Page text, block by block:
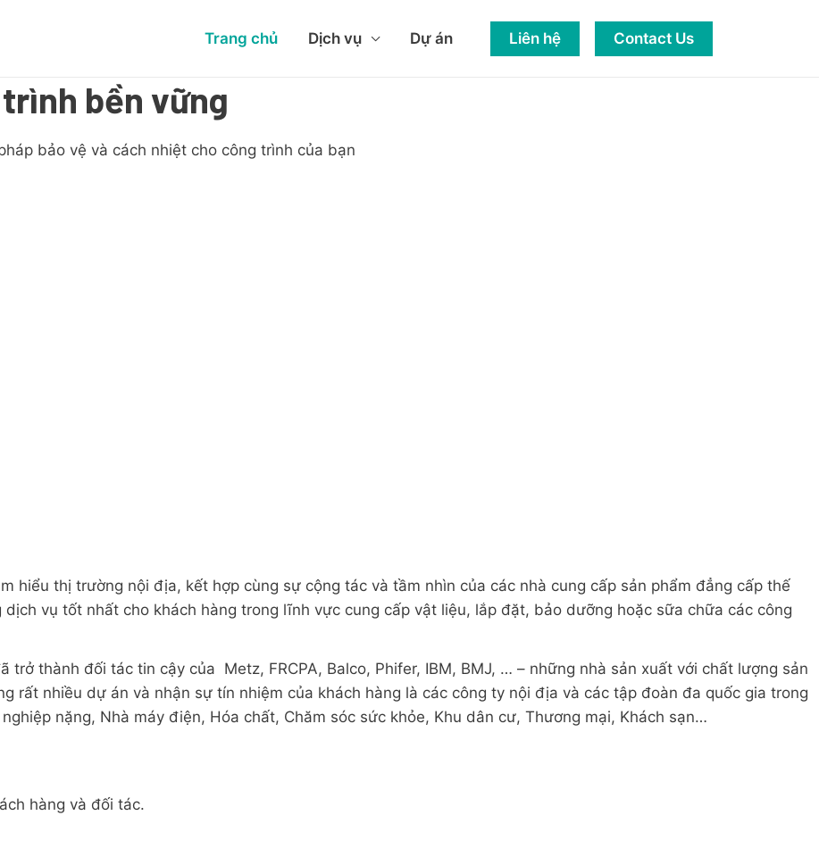
Trang chủ Dịch vụ Dự án Liên hệ Contact Us
bền vững
bảo vệ và cách nhiệt cho công trình của bạn
hiểu thị trường nội địa, kết hợp cùng sự cộng tác và tầm nhìn của các nhà cung cấp sản phẩm đẳng cấp thế
vụ tốt nhất cho khách hàng trong lĩnh vực cung cấp vật liệu, lắp đặt, bảo dưỡng hoặc sữa chữa các công
thành đối tác tin cậy của Metz, FRCPA, Balco, Phifer, IBM, BMJ, … – những nhà sản xuất với chất lượng sản
rất nhiều dự án và nhận sự tín nhiệm của khách hàng là các công ty nội địa và các tập đoàn đa quốc gia trong
nặng, Nhà máy điện, Hóa chất, Chăm sóc sức khỏe, Khu dân cư, Thương mại, Khách sạn…
hàng và đối tác.